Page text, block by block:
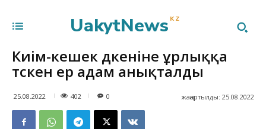
UakytNews KZ
Киім-кешек дүкеніне ұрлыққа
түскен ер адам анықталды
25.08.2022 402 жаңартылды: 25.08.2022
0